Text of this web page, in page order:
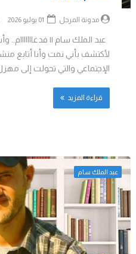
مدونة المرجل
عبد الملك سام ||
لأكتشف بأني نمت وأنا أتابع
الإجتماعي والتي تحولت إلى
قراءة المزيد
عبد الملك سام